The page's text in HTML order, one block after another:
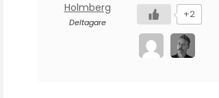
Holmberg
Deltagare
+2